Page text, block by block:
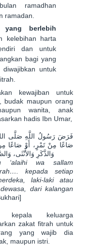
ramadhan
ramadan.
yang berlebih
kelebihan harta
dan untuk
bagi yang
diwajibkan untuk
kewajiban untuk
budak maupun orang
wanita, anak
hadis Ibn Umar,
فَرَضَ رَسُولُ اللَّهِ صَلَّى
صَاعًا مِنْ تَمْرٍ، أَوْ صَاعًا
وَالذَّكَرِ وَالأُنْثَى،
‘alaihi wa sallam
kepada setiap
laki-laki atau
dari kalangan
kepala keluarga
zakat fitrah untuk
yang wajib dia
maupun istri.